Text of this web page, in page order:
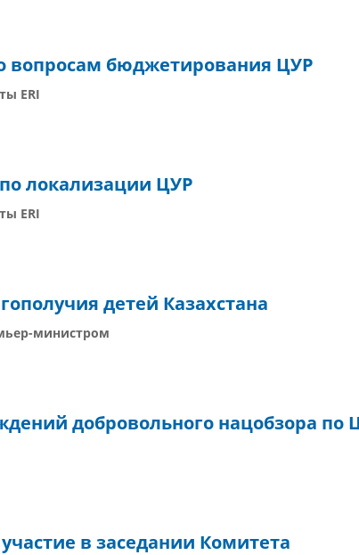
вопросам бюджетирования ЦУР
ERI
локализации ЦУР
ERI
детей Казахстана
министром
добровольного нацобзора по
в заседании Комитета